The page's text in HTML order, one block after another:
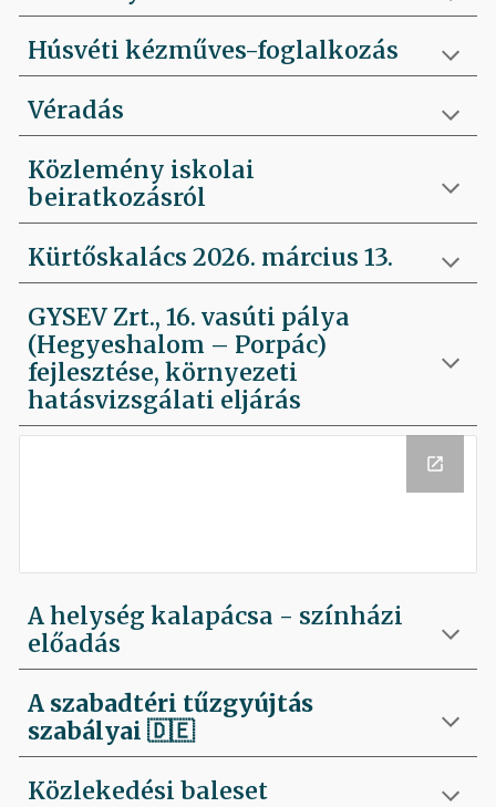
Húsvéti kézműves-foglalkozás
Véradás
Közlemény iskolai
beiratkozásról
Kürtőskalács 2026. március 13.
GYSEV Zrt., 16. vasúti pálya
(Hegyeshalom – Porpác)
fejlesztése, környezeti
hatásvizsgálati eljárás
A helység kalapácsa - színházi
előadás
A szabadtéri tűzgyújtás
szabályai🇩🇪
Közlekedési baleset